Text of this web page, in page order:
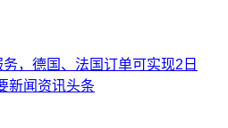
务，德国、法国订单可实现2日
新闻资讯头条